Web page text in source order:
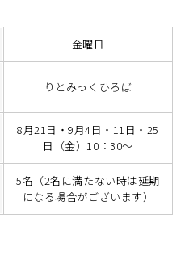
金曜日
りとみっくひろば
8月21日・9月4日・11日・25
日（金）10：30～
5名（2名に満たない時は延期
になる場合がございます）